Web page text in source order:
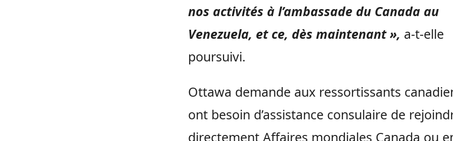
nos activités à l’ambassade du Canada au
Venezuela, et ce, dès maintenant », a-t-elle
poursuivi.
Ottawa demande aux ressortissants
ont besoin d’assistance consulaire de
directement Affaires mondiales Canada ou